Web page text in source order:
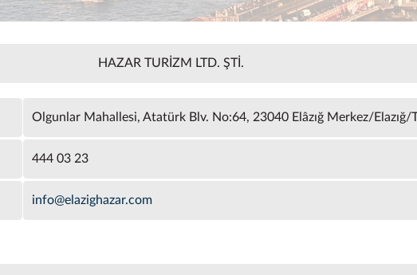
HAZAR TURİZM LTD. ŞTİ.
Olgunlar Mahallesi, Atatürk Blv. No:64, 23040 Elâzığ Merkez/Elazığ/
444 03 23
info@elazighazar.com